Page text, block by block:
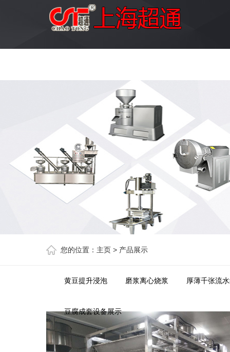
您的位置： 主页 > 产品展示
黄豆提升浸泡 磨浆离心烧浆 厚薄千张流
豆腐成套设备展示